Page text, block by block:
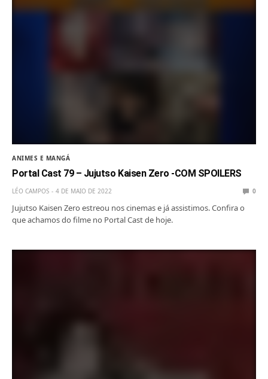
ANIMES E MANGÁ
Portal Cast 79 – Jujutso Kaisen Zero -COM SPOILERS
LÉO CAMPOS 4 DE MAIO DE 2022 0
Jujutso Kaisen Zero estreou nos cinemas e já assistimos. Confira o
que achamos do filme no Portal Cast de hoje.